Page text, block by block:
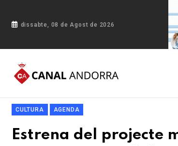
dissabte, 08 de Agost de 2026
Portada Blog Estrena del projecte musical
CULTURA AGENDA
Estrena del projecte